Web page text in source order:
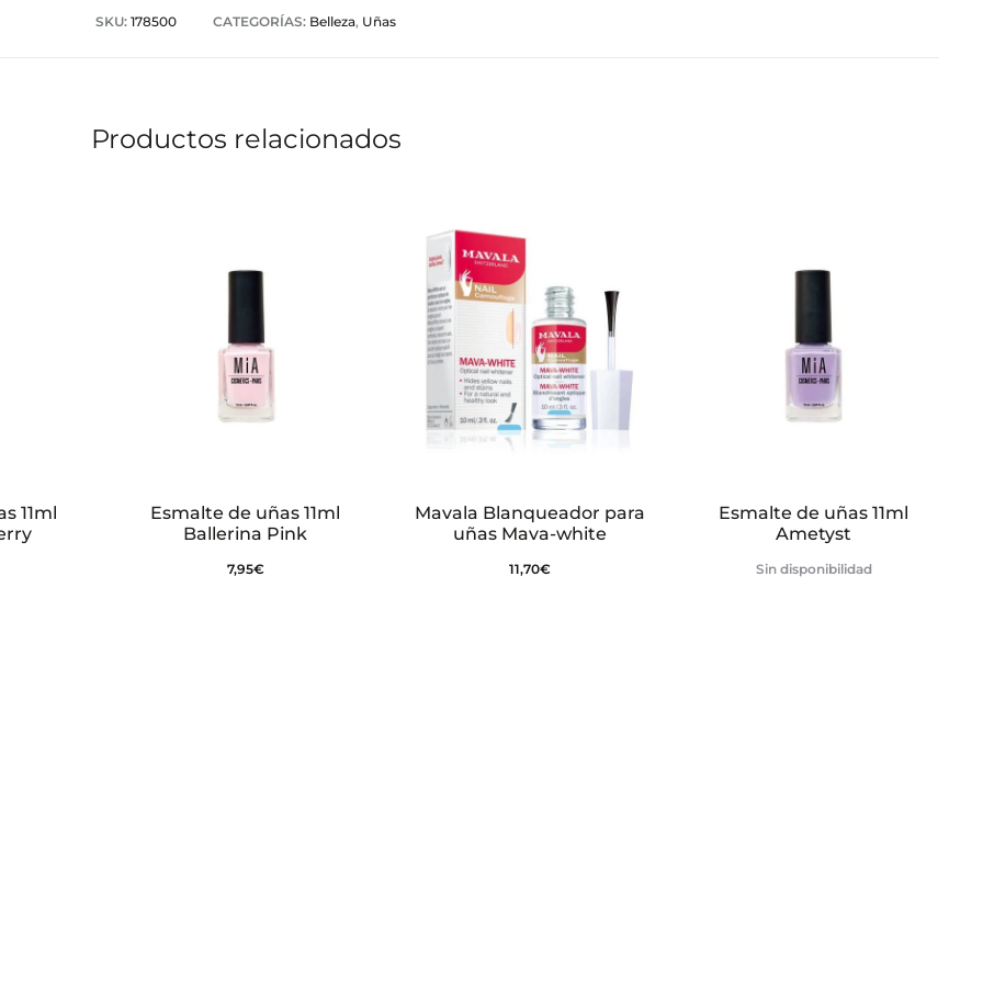
SKU: 178500 CATEGORÍAS: Belleza, Uñas
Productos relacionados
11ml
Esmalte de uñas 11ml
Ballerina Pink
7,95€
Mavala Blanqueador para
uñas Mava-white
11,70€
Esmalte de uñas 11ml
Ametyst
Sin disponibilidad